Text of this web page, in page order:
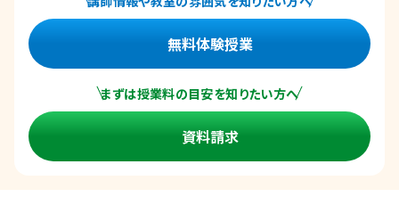
無料体験授業
まずは授業料の目安を知りたい方へ
資料請求